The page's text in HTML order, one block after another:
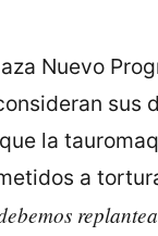
Nuevo
sus
la
a